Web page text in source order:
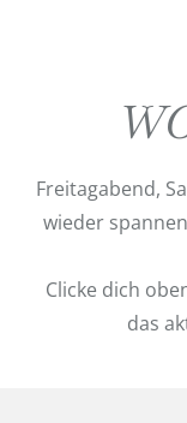
Freitagabend,
wieder
Clicke dich
das